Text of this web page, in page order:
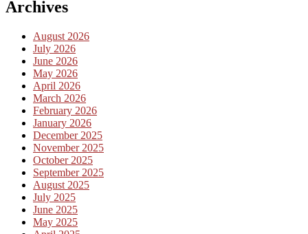
Archives
August 2026
July 2026
June 2026
May 2026
April 2026
March 2026
February 2026
January 2026
December 2025
November 2025
October 2025
September 2025
August 2025
July 2025
June 2025
May 2025